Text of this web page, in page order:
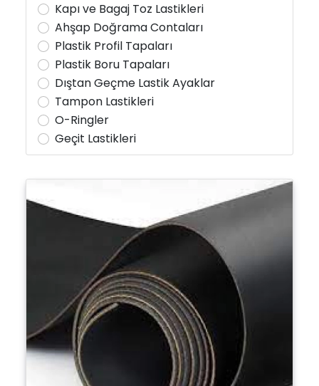
Kapı ve Bagaj Toz Lastikleri
Ahşap Doğrama Contaları
Plastik Profil Tapaları
Plastik Boru Tapaları
Dıştan Geçme Lastik Ayaklar
Tampon Lastikleri
O-Ringler
Geçit Lastikleri